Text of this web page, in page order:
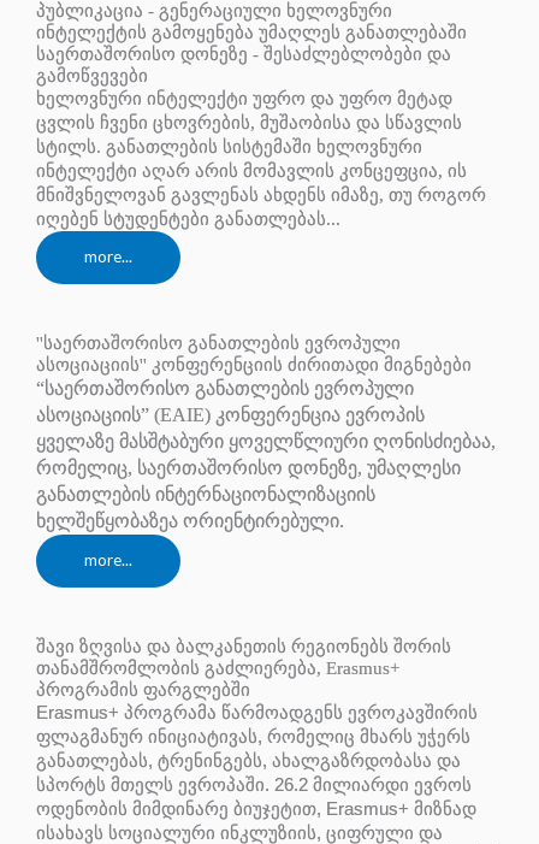
პუბლიკაცია - გენერაციული ხელოვნური
ინტელექტის გამოყენება უმაღლეს განათლებაში
საერთაშორისო დონეზე - შესაძლებლობები და
გამოწვევები
ხელოვნური ინტელექტი უფრო და უფრო მეტად
ცვლის ჩვენი ცხოვრების, მუშაობისა და სწავლის
სტილს. განათლების სისტემაში ხელოვნური
ინტელექტი აღარ არის მომავლის კონცეფცია, ის
მნიშვნელოვან გავლენას ახდენს იმაზე, თუ როგორ
იღებენ სტუდენტები განათლებას...
more...
''საერთაშორისო განათლების ევროპული
ასოციაციის'' კონფერენციის ძირითადი მიგნებები
“საერთაშორისო განათლების ევროპული
ასოციაციის” (EAIE) კონფერენცია ევროპის
ყველაზე მასშტაბური ყოველწლიური ღონისძიებაა,
რომელიც, საერთაშორისო დონეზე, უმაღლესი
განათლების ინტერნაციონალიზაციის
ხელშეწყობაზეა ორიენტირებული.
more...
შავი ზღვისა და ბალკანეთის რეგიონებს შორის
თანამშრომლობის გაძლიერება, Erasmus+
პროგრამის ფარგლებში
Erasmus+ პროგრამა წარმოადგენს ევროკავშირის
ფლაგმანურ ინიციატივას, რომელიც მხარს უჭერს
განათლებას, ტრენინგებს, ახალგაზრდობასა და
სპორტს მთელს ევროპაში. 26.2 მილიარდი ევროს
ოდენობის მიმდინარე ბიუჯეტით, Erasmus+ მიზნად
ისახავს სოციალური ინკლუზიის, ციფრული და